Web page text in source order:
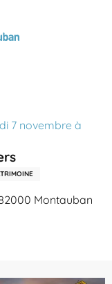
7 novembre à
Montauban